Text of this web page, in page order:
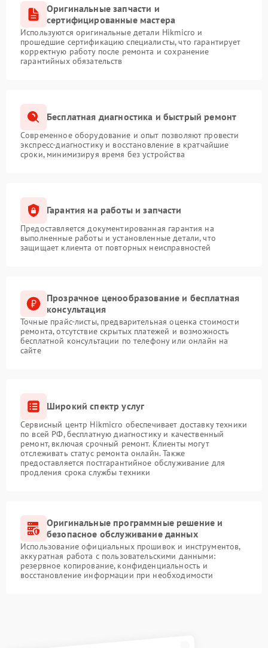
Оригинальные запчасти и
сертифицированные мастера
Используются оригинальные детали Hikmicro и
прошедшие сертификацию специалисты, что гарантирует
корректную работу после ремонта и сохранение
гарантийных обязательств
Бесплатная диагностика и быстрый ремонт
Современное оборудование и опыт позволяют провести
экспресс-диагностику и восстановление в кратчайшие
сроки, минимизируя время без устройства
Гарантия на работы и запчасти
Предоставляется документированная гарантия на
выполненные работы и установленные детали, что
защищает клиента от повторных неисправностей
Прозрачное ценообразование и бесплатная
консультация
Точные прайс-листы, предварительная оценка стоимости
ремонта, отсутствие скрытых платежей и возможность
бесплатной консультации по телефону или онлайн на
сайте
Широкий спектр услуг
Сервисный центр Hikmicro обеспечивает доставку техники
по всей РФ, бесплатную диагностику и качественный
ремонт, включая срочный ремонт. Клиенты могут
отслеживать статус ремонта онлайн. Также
предоставляется постгарантийное обслуживание для
продления срока службы техники
Оригинальные программные решение и
безопасное обслуживание данных
Использование официальных прошивок и инструментов,
аккуратная работа с пользовательскими данными:
резервное копирование, конфиденциальность и
восстановление информации при необходимости